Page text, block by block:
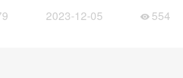
2023-12-05 554